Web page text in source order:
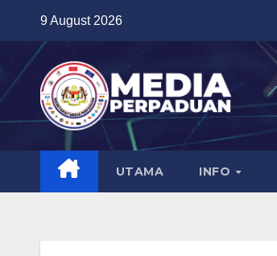
content
9 August 2026
UTAMA INFO